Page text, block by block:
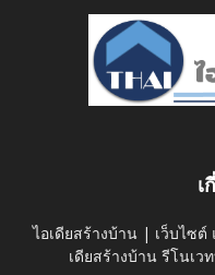
เ
ไอเดียสร้างบ้าน | เว็บไซ
เดียสร้างบ้าน รีโนเ